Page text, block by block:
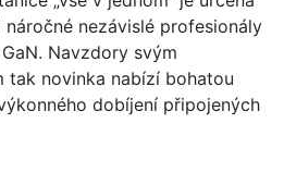
nezávislé profesionály
Navzdory svým
tak novinka nabízí bohatou
dobíjení připojených